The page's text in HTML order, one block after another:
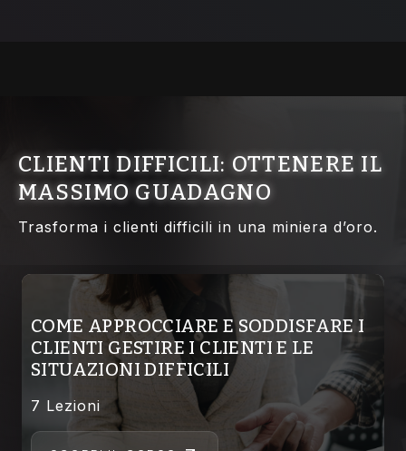
CLIENTI DIFFICILI: OTTENERE IL
MASSIMO GUADAGNO
Trasforma i clienti difficili in una miniera d’oro.
COME APPROCCIARE E SODDISFARE I
CLIENTI GESTIRE I CLIENTI E LE
SITUAZIONI DIFFICILI
7 Lezioni